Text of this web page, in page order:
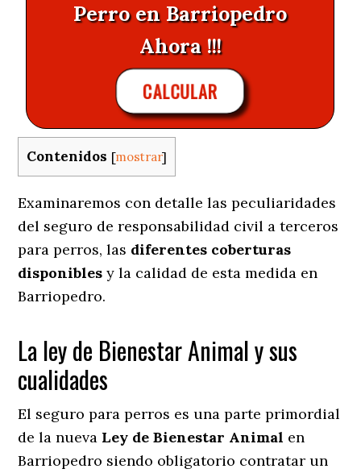
Perro en Barriopedro
Ahora !!!
CALCULAR
Contenidos [mostrar]
Examinaremos con detalle las peculiaridades
del seguro de responsabilidad civil a terceros
para perros, las diferentes coberturas
disponibles y la calidad de esta medida en
Barriopedro.
La ley de Bienestar Animal y sus
cualidades
El seguro para perros es una parte primordial
de la nueva Ley de Bienestar Animal en
Barriopedro siendo obligatorio contratar un